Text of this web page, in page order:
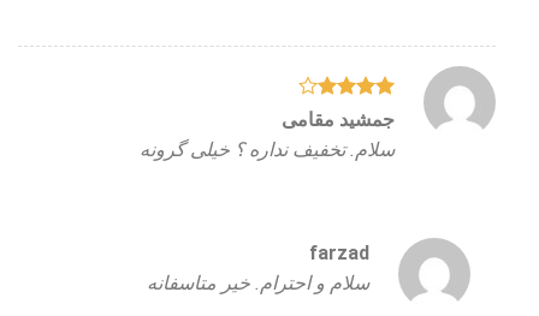
نمره
4
از 5
جمشید مقامی
سلام. تخفیف نداره ؟ خیلی گرونه
farzad
سلام و احترام. خیر متاسفانه